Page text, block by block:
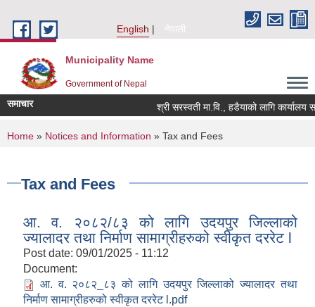
English
नेपाली
Municipality Name
Government of Nepal
समाचार श्री सरस्वती मा.वि., हडैयाको लागि कार्यालय
You are here
Home » Notices and Information » Tax and Fees
Tax and Fees
आ. व. २०८२/८३ को लागि उदयपुर जिल्लाको
ज्यालादर तथा निर्माण सामाग्रीहरुको स्वीकृत दररेट l
Post date: 09/01/2025 - 11:12
Document:
आ. व. २०८२_८३ को लागि उदयपुर जिल्लाको ज्यालादर तथा
निर्माण सामाग्रीहरुको स्वीकृत दररेट l.pdf